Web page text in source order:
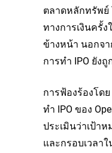
ตลาดหลักทรัพย์
ทางการเงินครั้
ข้างหน้า นอกจ
การทำ IPO ยัง
การฟ้องร้องโด
ทำ IPO ของ
ประเมินว่าเป้า
และกรอบเวลา